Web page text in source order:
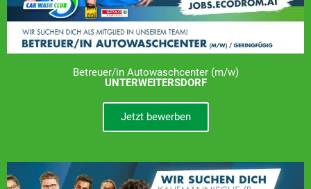
Betreuer/in Autowaschcenter (m/w)
UNTERWEITERSDORF
Jetzt bewerben